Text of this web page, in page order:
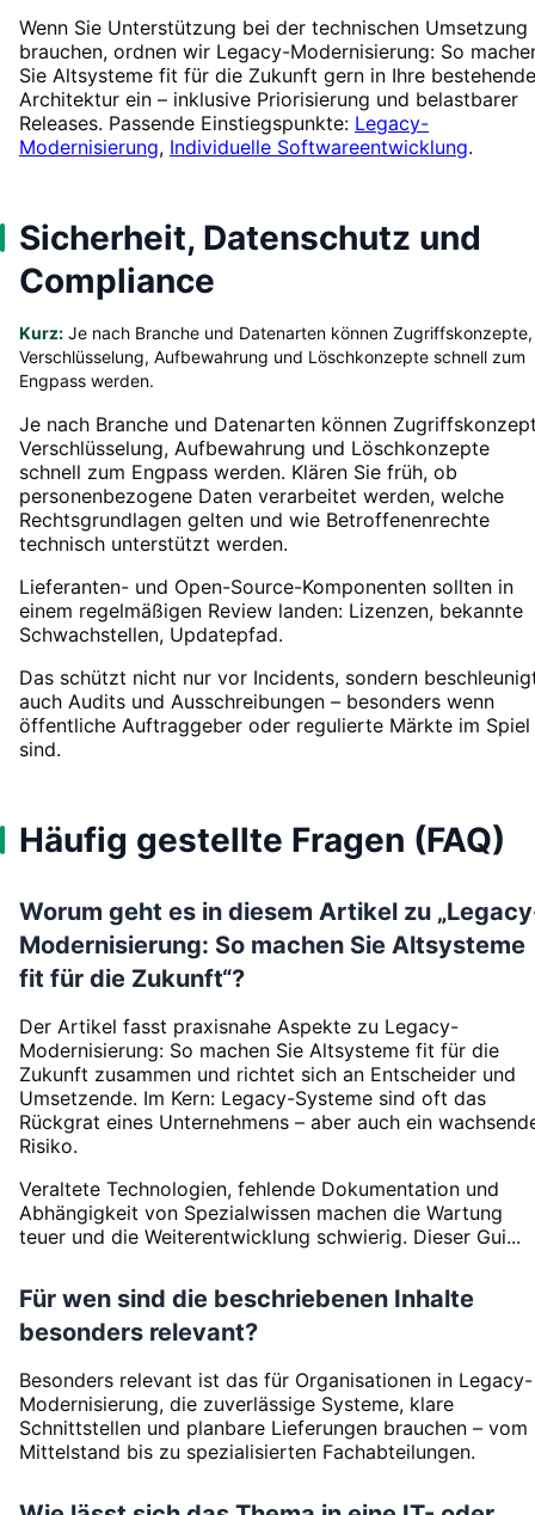
Wenn Sie Unterstützung bei der technischen Umsetzung
brauchen, ordnen wir Legacy-Modernisierung: So
Sie Altsysteme fit für die Zukunft gern in Ihre bestehende
Architektur ein – inklusive Priorisierung und belastbarer
Releases. Passende Einstiegspunkte: Legacy-
Modernisierung, Individuelle Softwareentwicklung.
Sicherheit, Datenschutz und
Compliance
Kurz: Je nach Branche und Datenarten können Zugriffskonzepte,
Verschlüsselung, Aufbewahrung und Löschkonzepte schnell zum
Engpass werden.
Je nach Branche und Datenarten können
Verschlüsselung, Aufbewahrung und Löschkonzepte
schnell zum Engpass werden. Klären Sie früh, ob
personenbezogene Daten verarbeitet werden, welche
Rechtsgrundlagen gelten und wie Betroffenenrechte
technisch unterstützt werden.
Lieferanten- und Open-Source-Komponenten sollten in
einem regelmäßigen Review landen: Lizenzen, bekannte
Schwachstellen, Updatepfad.
Das schützt nicht nur vor Incidents, sondern
auch Audits und Ausschreibungen – besonders wenn
öffentliche Auftraggeber oder regulierte Märkte im Spiel
sind.
Häufig gestellte Fragen (FAQ)
Worum geht es in diesem Artikel zu
Modernisierung: So machen Sie Altsysteme
fit für die Zukunft“?
Der Artikel fasst praxisnahe Aspekte zu Legacy-
Modernisierung: So machen Sie Altsysteme fit für die
Zukunft zusammen und richtet sich an Entscheider und
Umsetzende. Im Kern: Legacy-Systeme sind oft das
Rückgrat eines Unternehmens – aber auch ein
Risiko.
Veraltete Technologien, fehlende Dokumentation und
Abhängigkeit von Spezialwissen machen die Wartung
teuer und die Weiterentwicklung schwierig. Dieser Gui...
Für wen sind die beschriebenen Inhalte
besonders relevant?
Besonders relevant ist das für Organisationen in Legacy-
Modernisierung, die zuverlässige Systeme, klare
Schnittstellen und planbare Lieferungen brauchen – vom
Mittelstand bis zu spezialisierten Fachabteilungen.